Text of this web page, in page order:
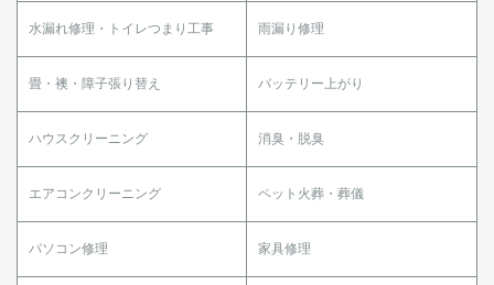
水漏れ修理・トイレつまり工事 雨漏り修理
畳・襖・障子張り替え バッテリー上がり
ハウスクリーニング 消臭・脱臭
エアコンクリーニング ペット火葬・葬儀
パソコン修理 家具修理